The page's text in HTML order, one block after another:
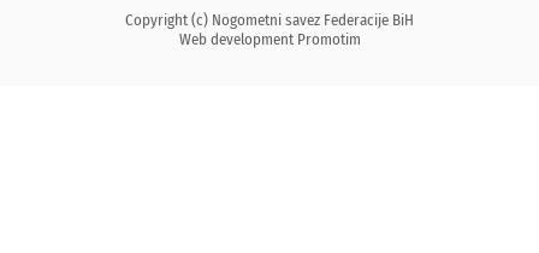
Copyright (c) Nogometni savez Federacije BiH
Web development Promotim